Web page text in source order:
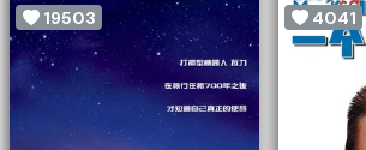
19503
4041